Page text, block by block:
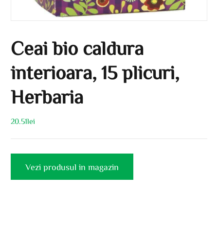
Ceai bio caldura
interioara, 15 plicuri,
Herbaria
20.51lei
Vezi produsul in magazin